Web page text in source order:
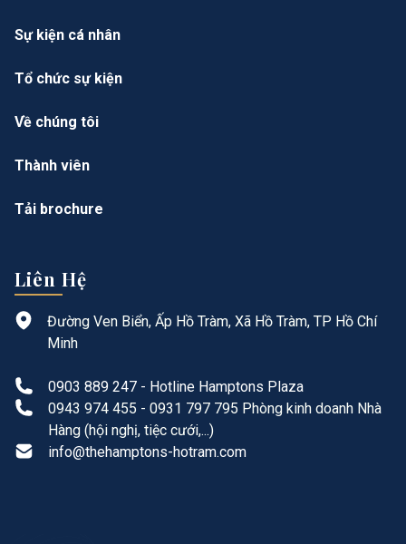
Sự kiện cá nhân
Tổ chức sự kiện
Về chúng tôi
Thành viên
Tải brochure
Liên Hệ
Đường Ven Biển, Ấp Hồ Tràm, Xã Hồ Tràm, TP Hồ Chí
Minh
0903 889 247 - Hotline Hamptons Plaza
0943 974 455 - 0931 797 795 Phòng kinh doanh Nhà
Hàng (hội nghị, tiệc cưới,...)
info@thehamptons-hotram.com